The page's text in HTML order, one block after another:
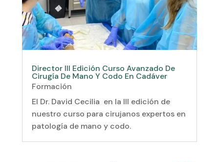
Director III Edición Curso Avanzado De
Cirugía De Mano Y Codo En Cadáver
Formación
El Dr. David Cecilia en la III edición de
nuestro curso para cirujanos expertos en
patología de mano y codo.